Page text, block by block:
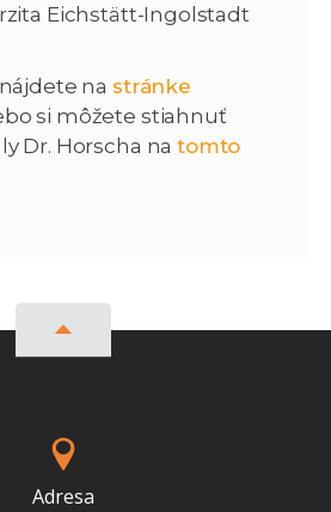
Eichstätt-Ingolstadt
na stránke
si môžete stiahnuť
Dr. Horscha natomto
Adresa